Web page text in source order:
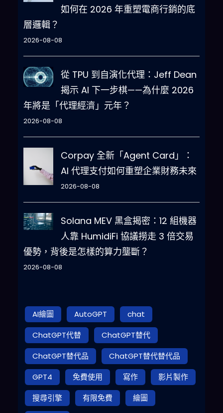
如何在 2026 年重塑電商行銷的底
層邏輯？
2026-08-08
從 TPU 到自演化代理：Jeff Dean
揭示 AI 下一步棋——為什麼 2026
年將是「代理經濟」元年？
2026-08-08
Corpay 全新「Agent Card」：
AI 代理支付如何重塑企業財務未來
2026-08-08
Solana MEV 黑盒揭密：12 組機器
人靠 HumidiFi 協議撈走 3 倍交易
優勢，背後是怎樣的算力壟斷？
2026-08-08
AI繪圖 AutoGPT
chat
ChatGPT代替
ChatGPT替代
ChatGPT替代品
ChatGPT替代替代品
GPT4
免費使用 寫作
影片製作
搜尋引擎
有限免費
繪圖